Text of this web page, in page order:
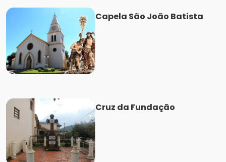
Capela São João Batista
Cruz da Fundação